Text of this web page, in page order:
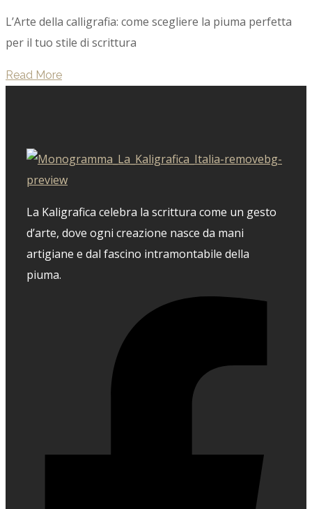
L’Arte della calligrafia: come scegliere la piuma perfetta
per il tuo stile di scrittura
Read More
La Kaligrafica celebra la scrittura come un gesto
d’arte, dove ogni creazione nasce da mani
artigiane e dal fascino intramontabile della
piuma.